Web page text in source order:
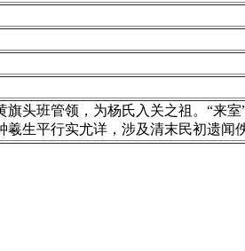
头班管领，为杨氏入关之祖。“来
生平行实尤详，涉及清末民初遗闻